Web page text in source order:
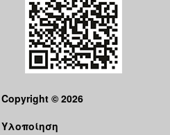
Copyright © 2026
Υλοποίηση